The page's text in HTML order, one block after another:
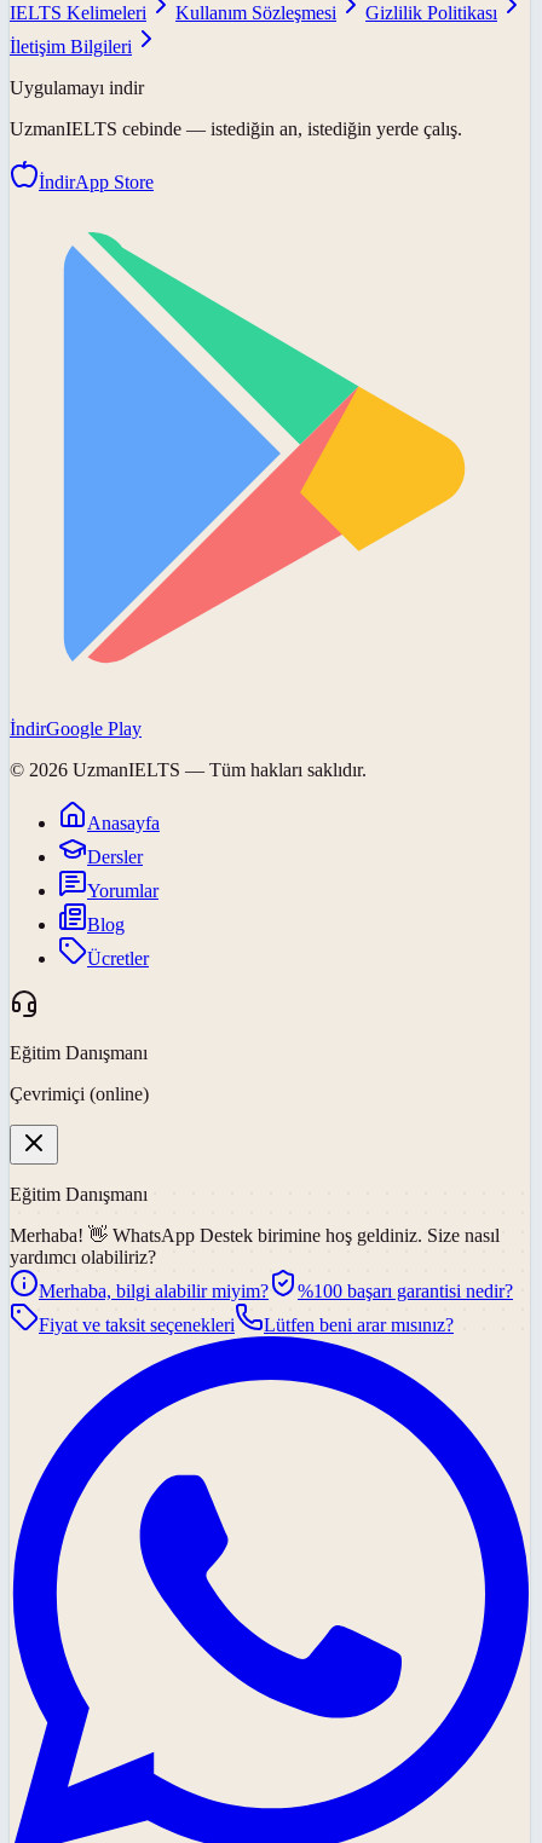
IELTS Kelimeleri
Kullanım Sözleşmesi
Gizlilik Politikası
İletişim Bilgileri
Uygulamayı indir
UzmanIELTS cebinde — istediğin an, istediğin yerde çalış.
İndirApp Store
İndirGoogle Play
© 2026 UzmanIELTS — Tüm hakları saklıdır.
Anasayfa
Dersler
Yorumlar
Blog
Ücretler
Eğitim Danışmanı
Çevrimiçi (online)
Eğitim Danışmanı
Merhaba! 👋 WhatsApp Destek birimine hoş geldiniz. Size nasıl
yardımcı olabiliriz?
Merhaba, bilgi alabilir miyim?
%100 başarı garantisi nedir?
Fiyat ve taksit seçenekleri
Lütfen beni arar mısınız?